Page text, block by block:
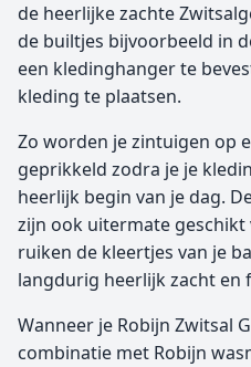
de heerlijke zachte
de builtjes bijvoorbeeld in
een kledinghanger te
kleding te plaatsen.
Zo worden je zintuigen op
geprikkeld zodra je je
heerlijk begin van je dag.
zijn ook uitermate geschikt
ruiken de kleertjes van je
langdurig heerlijk zacht en
Wanneer je Robijn Zwitsal
combinatie met Robijn